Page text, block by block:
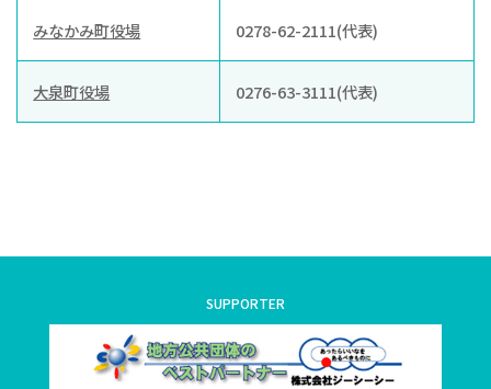
みなかみ町役場 0278-62-2111(代表)
大泉町役場 0276-63-3111(代表)
SUPPORTER